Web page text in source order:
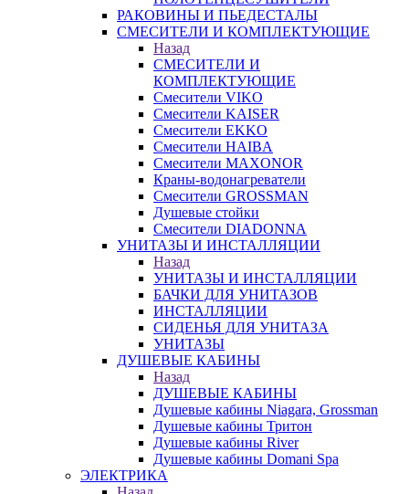
РАКОВИНЫ И ПЬЕДЕСТАЛЫ
СМЕСИТЕЛИ И КОМПЛЕКТУЮЩИЕ
Назад
СМЕСИТЕЛИ И
КОМПЛЕКТУЮЩИЕ
Смесители VIKO
Смесители KAISER
Смесители EKKO
Смесители HAIBA
Смесители MAXONOR
Краны-водонагреватели
Смесители GROSSMAN
Душевые стойки
Смесители DIADONNA
УНИТАЗЫ И ИНСТАЛЛЯЦИИ
Назад
УНИТАЗЫ И ИНСТАЛЛЯЦИИ
БАЧКИ ДЛЯ УНИТАЗОВ
ИНСТАЛЛЯЦИИ
СИДЕНЬЯ ДЛЯ УНИТАЗА
УНИТАЗЫ
ДУШЕВЫЕ КАБИНЫ
Назад
ДУШЕВЫЕ КАБИНЫ
Душевые кабины Niagara, Grossman
Душевые кабины Тритон
Душевые кабины River
Душевые кабины Domani Spa
ЭЛЕКТРИКА